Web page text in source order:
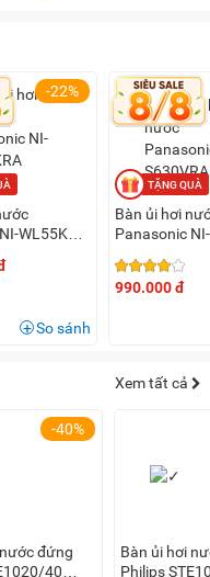
chất minh họa, chi tiết
tùy theo sản phẩm thực
-22%
WL55KRA
So sánh
Bàn ủi hơi
Panasonic
990.000 đ
Xem tất cả
-40%
đứng
40
Bàn ủi hơi
Philips